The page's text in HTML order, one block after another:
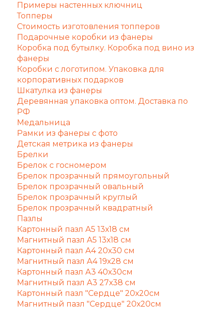
Примеры настенных ключниц
Топперы
Стоимость изготовления топперов
Подарочные коробки из фанеры
Коробка под бутылку. Коробка под вино из
фанеры
Коробки с логотипом. Упаковка для
корпоративных подарков
Шкатулка из фанеры
Деревянная упаковка оптом. Доставка по
РФ
Медальница
Рамки из фанеры с фото
Детская метрика из фанеры
Брелки
Брелок с госномером
Брелок прозрачный прямоугольный
Брелок прозрачный овальный
Брелок прозрачный круглый
Брелок прозрачный квадратный
Пазлы
Картонный пазл А5 13х18 см
Магнитный пазл А5 13х18 см
Картонный пазл А4 20х30 см
Магнитный пазл А4 19х28 см
Картонный пазл А3 40х30см
Магнитный пазл А3 27х38 см
Картонный пазл "Сердце" 20х20см
Магнитный пазл "Сердце" 20х20см